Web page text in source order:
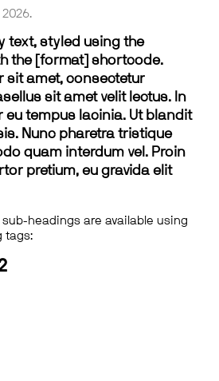
text, styled using the
the [format] shortcode.
sit amet, consectetur
sit amet velit lectus. In
eu tempus lacinia. Ut blandit
Nunc pharetra tristique
quam interdum vel. Proin
pretium, eu gravida elit
sub-headings are available using
tags: